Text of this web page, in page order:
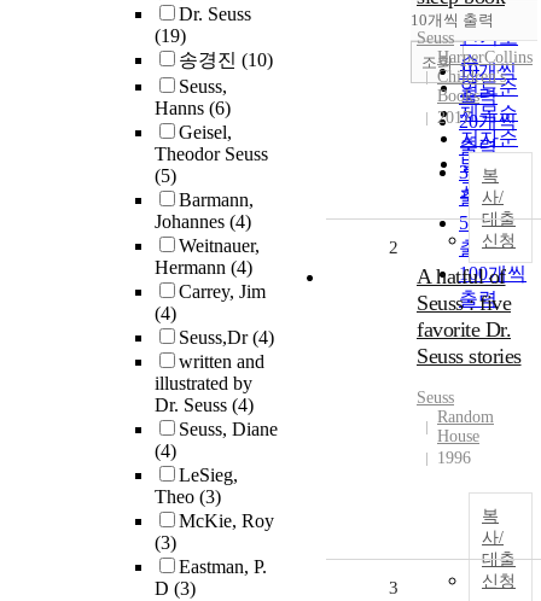
Dr. Seuss
(19)
송경진 (10)
Seuss,
Hanns (6)
Geisel,
Theodor Seuss
(5)
Barmann,
Johannes (4)
Weitnauer,
Hermann (4)
Carrey, Jim
(4)
Seuss,Dr(4)
written and
illustrated by
Dr. Seuss (4)
Seuss, Diane
(4)
LeSieg,
Theo (3)
McKie, Roy
(3)
Eastman, P.
D (3)
순
인기도
순
연도순
제목순
저자순
발행기
관순
내림차순
10개씩 출력
10개씩
출력
20개씩
출력
30개씩
출력
50개씩
출력
100개씩
출력
조회
Seuss
HarperCollins
Children's
Books
2017
복
사/
대출
신청
2
A hatful of
Seuss : five
favorite Dr.
Seuss stories
Seuss
Random
House
1996
복
사/
대출
신청
3